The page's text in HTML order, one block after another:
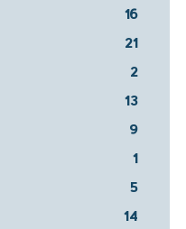
16
21
2
13
9
1
5
14